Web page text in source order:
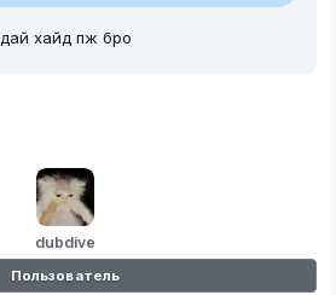
дай хайд пж бро
dubdive
Пользователь